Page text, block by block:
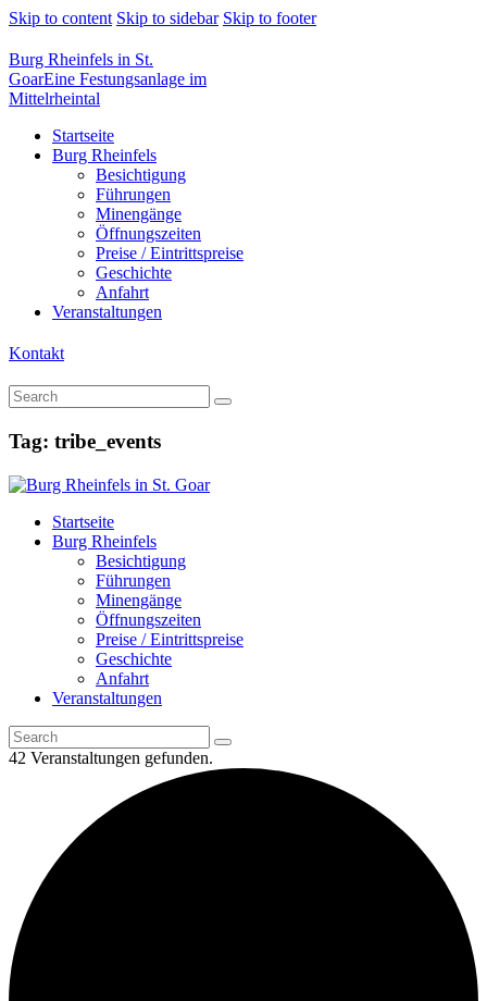
Skip to content Skip to sidebar Skip to footer
Burg Rheinfels in St.
GoarEine Festungsanlage im
Mittelrheintal
Startseite
Burg Rheinfels
Besichtigung
Führungen
Minengänge
Öffnungszeiten
Preise / Eintrittspreise
Geschichte
Anfahrt
Veranstaltungen
Kontakt
Tag: tribe_events
Startseite
Burg Rheinfels
Besichtigung
Führungen
Minengänge
Öffnungszeiten
Preise / Eintrittspreise
Geschichte
Anfahrt
Veranstaltungen
42 Veranstaltungen gefunden.